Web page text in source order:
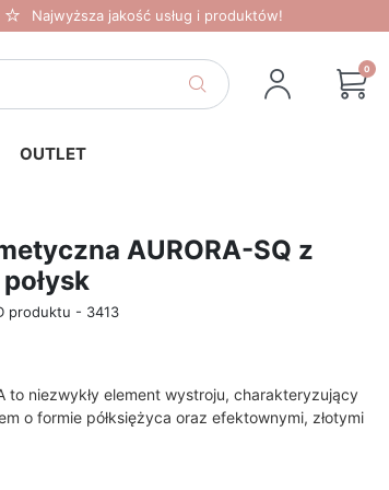
Najwyższa jakość usług i produktów!
0
OUTLET
AURORA-SQ z
produktu - 3413
to niezwykły element wystroju, charakteryzujący
o formie półksiężyca oraz efektownymi, złotymi